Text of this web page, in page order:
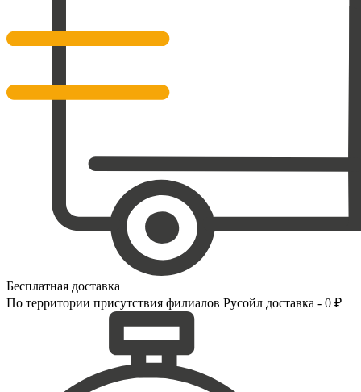
Бесплатная доставка
По территории присутствия филиалов Русойл доставка - 0 ₽